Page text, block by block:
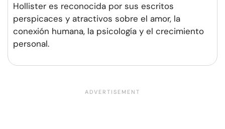
Hollister es reconocida por sus escritos
perspicaces y atractivos sobre el amor, la
conexión humana, la psicología y el crecimiento
personal.